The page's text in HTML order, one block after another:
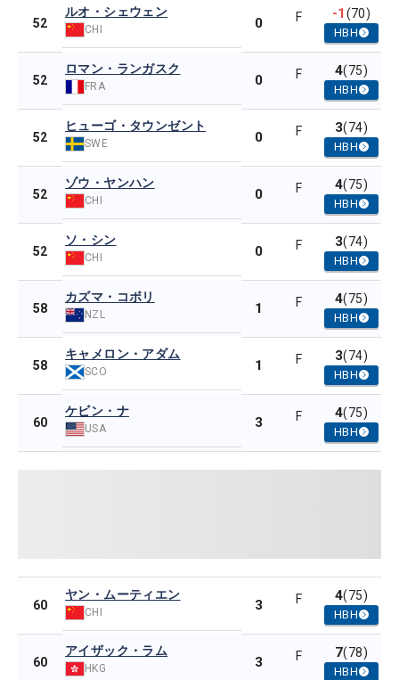
52
ルオ・シェウェン
CHI 0 F -1(70)
HBH
52
ロマン・ランガスク
FRA 0 F 4(75)
HBH
52
ヒューゴ・タウンゼント
SWE 0 F 3(74)
HBH
52
ゾウ・ヤンハン
CHI 0 F 4(75)
HBH
52
ソ・シン
CHI 0 F 3(74)
HBH
58
カズマ・コボリ
NZL 1 F 4(75)
HBH
58
キャメロン・アダム
SCO 1 F 3(74)
HBH
60
ケビン・ナ
USA 3 F 4(75)
HBH
60
ヤン・ムーティエン
CHI 3 F 4(75)
HBH
60
アイザック・ラム
HKG 3 F 7(78)
HBH